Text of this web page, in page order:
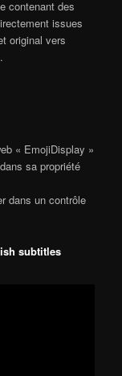
contenant des
issues
original vers
« EmojiDisplay »
sa propriété
dans un contrôle
subtitles